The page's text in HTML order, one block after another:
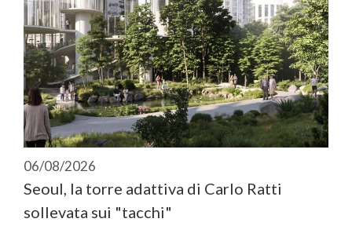
06/08/2026
Seoul, la torre adattiva di Carlo Ratti
sollevata sui "tacchi"